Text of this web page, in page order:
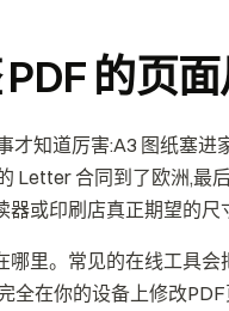
的页
才知道厉害:A3 图纸塞
Letter 合同到了欧洲,最
或印刷店真正期望的尺
里。常见的在线工具
全在你的设备上修改